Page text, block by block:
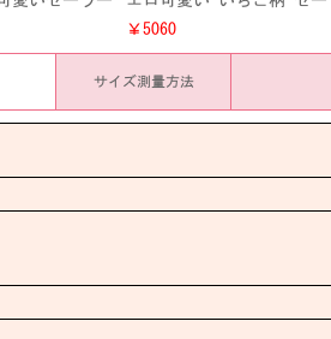
ャマ シース
仮装 コス
ー服 パジャマ 透明 セク
シースルー 水着 イベント
装
￥5060
サイズ測量方法